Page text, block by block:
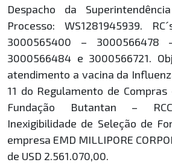
Despacho da
Processo: WS1281945939.
3000565400 – 3000566478
3000566484 e 3000566721.
atendimento a vacina da
11 do Regulamento de
Fundação Butantan –
Inexigibilidade de Seleção de
empresa EMD MILLIPORE
de USD 2.561.070,00.